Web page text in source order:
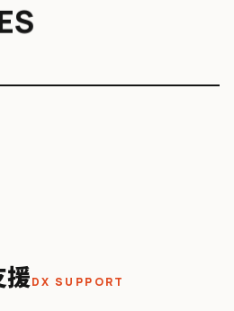
DX SUPPORT